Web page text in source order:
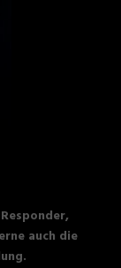
auch die